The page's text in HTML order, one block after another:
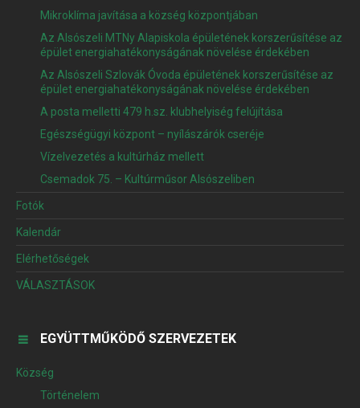
Mikroklíma javítása a község központjában
Az Alsószeli MTNy Alapiskola épületének korszerűsítése az
épület energiahatékonyságának növelése érdekében
Az Alsószeli Szlovák Óvoda épületének korszerűsítése az
épület energiahatékonyságának növelése érdekében
A posta melletti 479 h.sz. klubhelyiség felújítása
Egészségügyi központ – nyílászárók cseréje
Vízelvezetés a kultúrház mellett
Csemadok 75. – Kultúrműsor Alsószeliben
Fotók
Kalendár
Elérhetőségek
VÁLASZTÁSOK
EGYÜTTMŰKÖDŐ SZERVEZETEK
Község
Történelem